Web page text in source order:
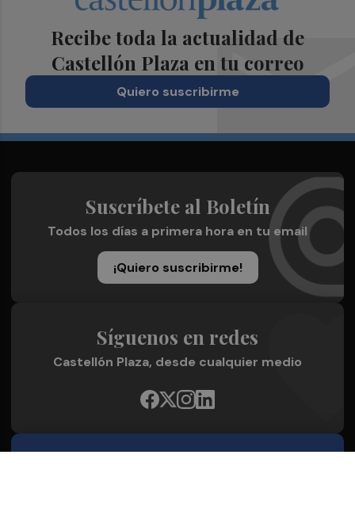
Recibe toda la actualidad de
Castellón Plaza en tu correo
Quiero suscribirme
Suscríbete al Boletín
Todos los días a primera hora en tu email
¡Quiero suscribirme!
Síguenos en redes
Castellón Plaza, desde cualquier medio